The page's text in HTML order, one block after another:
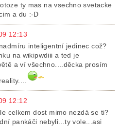
ty mas na vsechno svetacke
a du :-D
12:13
inteligentní jedinec což?
na wikipwdiii a ted je
a ví všechno....děcka prosím
12:12
celkem dost mimo nezdá se ti?
pankáči nebyli...ty vole...asi